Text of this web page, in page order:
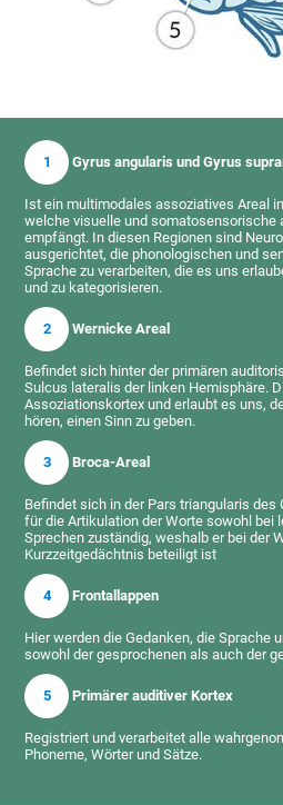
1 Gyrus angularis und Gyrus
Ist ein multimodales assoziatives Areal
welche visuelle und
empfängt. In diesen Regionen sind
ausgerichtet, die phonologischen und
Sprache zu verarbeiten, die es uns
und zu kategorisieren.
2 Wernicke Areal
Befindet sich hinter der primären
Sulcus lateralis der linken Hemisphäre.
Assoziationskortex und erlaubt es uns,
hören, einen Sinn zu geben.
3 Broca-Areal
Befindet sich in der Pars triangularis
für die Artikulation der Worte sowohl bei
Sprechen zuständig, weshalb er bei der
Kurzzeitgedächtnis beteiligt ist
4 Frontallappen
Hier werden die Gedanken, die Sprache
sowohl der gesprochenen als auch der
5 Primärer auditiver Kortex
Registriert und verarbeitet alle
Phoneme, Wörter und Sätze.